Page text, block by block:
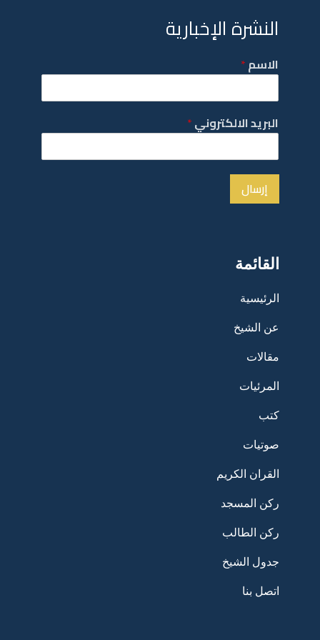
النشرة الإخبارية
الاسم*
البريد الالكتروني*
إرسال
القائمة
الرئيسية
عن الشيخ
مقالات
المرئيات
كتب
صوتيات
القران الكريم
ركن المسجد
ركن الطالب
جدول الشيخ
اتصل بنا